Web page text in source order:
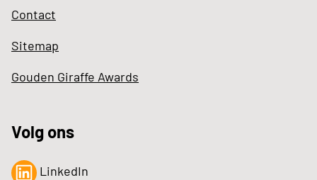
Contact
Sitemap
Gouden Giraffe Awards
Volg ons
LinkedIn